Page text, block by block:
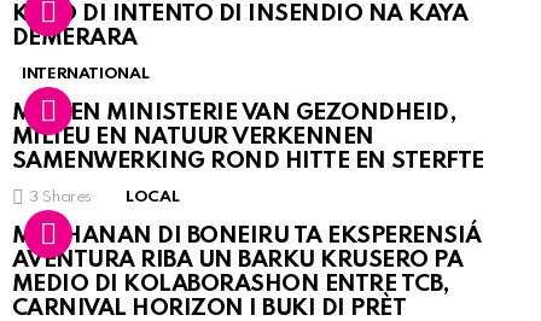
KASO DI INTENTO DI INSENDIO NA KAYA
DEMERARA
INTERNATIONAL
MDC EN MINISTERIE VAN GEZONDHEID,
MILIEU EN NATUUR VERKENNEN
SAMENWERKING ROND HITTE EN STERFTE
3 Shares LOCAL
MUCHANAN DI BONEIRU TA EKSPERENSIÁ
AVENTURA RIBA UN BARKU KRUSERO PA
MEDIO DI KOLABORASHON ENTRE TCB,
CARNIVAL HORIZON I BUKI DI PRÈT